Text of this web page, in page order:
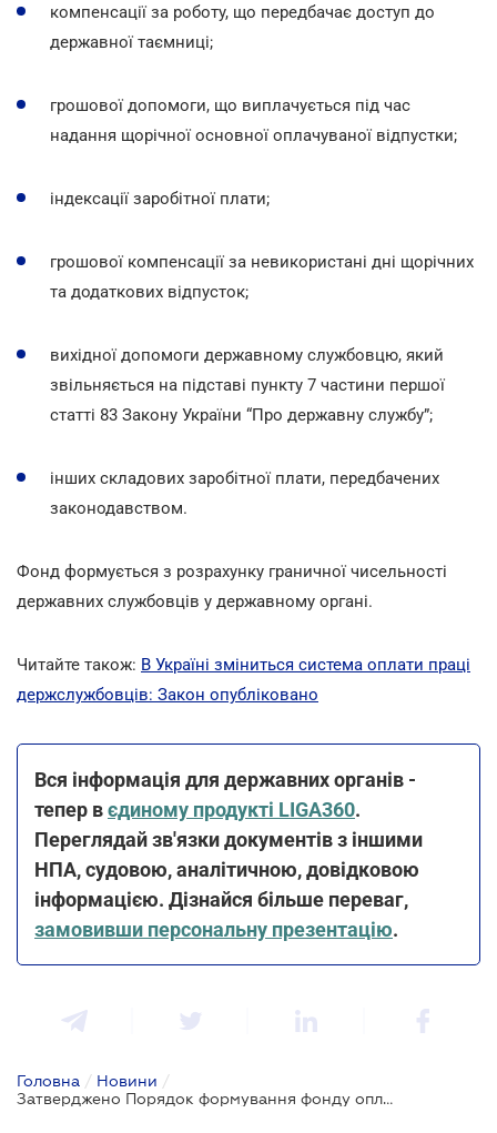
компенсації за роботу, що передбачає доступ до
державної таємниці;
грошової допомоги, що виплачується під час
надання щорічної основної оплачуваної відпустки;
індексації заробітної плати;
грошової компенсації за невикористані дні щорічних
та додаткових відпусток;
вихідної допомоги державному службовцю, який
звільняється на підставі пункту 7 частини першої
статті 83 Закону України “Про державну службу”;
інших складових заробітної плати, передбачених
законодавством.
Фонд формується з розрахунку граничної чисельності
державних службовців у державному органі.
Читайте також: В Україні зміниться система оплати праці
держслужбовців: Закон опубліковано
Вся інформація для державних органів -
тепер вєдиному продукті LIGA360.
Переглядай зв'язки документів з іншими
НПА, судовою, аналітичною, довідковою
інформацією. Дізнайся більше переваг,
замовивши персональну презентацію.
Головна / Новини /
Затверджено Порядок формування фонду оплати праці держслужбовців